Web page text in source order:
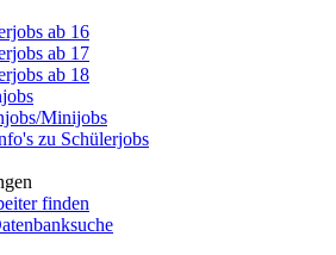
ab 16
ab 17
ab 18
Minijobs
zu Schülerjobs
finden